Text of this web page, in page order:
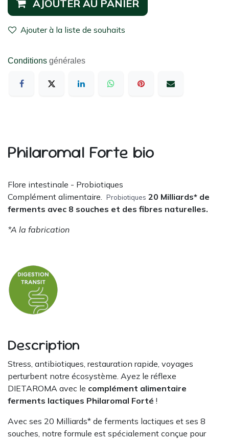
AJOUTER AU PANIER
Ajouter à la liste de souhaits
Conditions générales
Philaromal Forte bio
Flore intestinale - Probiotiques
Complément alimentaire. Probiotiques 20 Milliards* de
ferments avec 8 souches et des fibres naturelles.
*A la fabrication
Description
Stress, antibiotiques, restauration rapide, voyages
perturbent notre écosystème. Ayez le réflexe
DIETAROMA avec le complément alimentaire
ferments lactiques Philaromal Forté !
Avec ses 20 Milliards* de ferments lactiques et ses 8
souches, notre formule est spécialement conçue pour